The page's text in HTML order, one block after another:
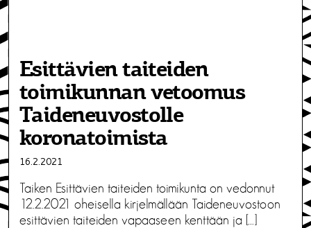
Esittävien taiteiden
toimikunnan vetoomus
Taideneuvostolle
koronatoimista
16.2.2021
Taiken Esittävien taiteiden toimikunta on vedonnut
12.2.2021 oheisella kirjelmällään Taideneuvostoon
esittävien taiteiden vapaaseen kenttään ja […]